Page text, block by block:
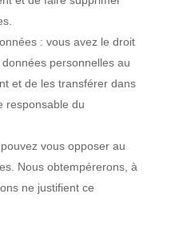
: vous avez le droit
personnelles au
et de les transférer dans
responsable du
vous opposer au
Nous obtempérerons, à
ne justifient ce